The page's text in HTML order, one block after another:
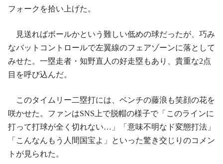
フォークを拾い上げた。
見送ればボールかという難しい低めの球だったが、巧み
なバットコントロールで左翼線のフェアゾーンに落として
みせた。一塁走者・知野直人の好走塁もあり、貴重な2点
目を呼び込んだ。
このタイムリー二塁打には、ベンチの藤浪も笑顔の花を
咲かせた。ファンはSNS上で脱帽の様子で「このラインに
打って打球が全く切れない…」「意味不明なド変態打法」
「こんなんもう人間国宝よ」といった驚き交じりのコメン
トが見られた。